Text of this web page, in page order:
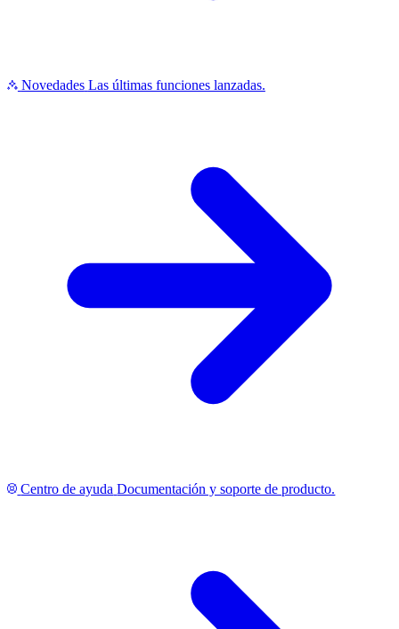
Novedades Las últimas funciones lanzadas.
Centro de ayuda Documentación y soporte de producto.